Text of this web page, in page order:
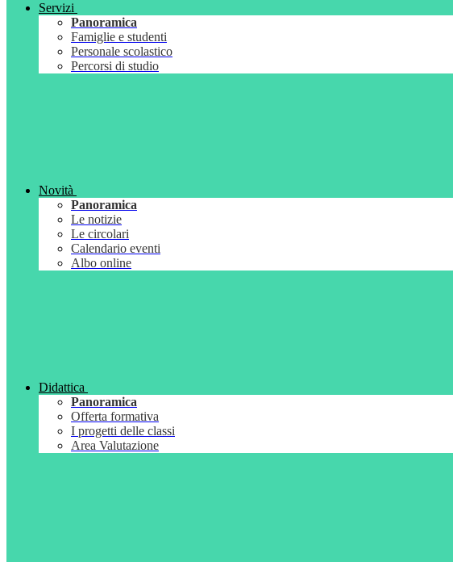
Servizi
Panoramica
Famiglie e studenti
Personale scolastico
Percorsi di studio
Novità
Panoramica
Le notizie
Le circolari
Calendario eventi
Albo online
Didattica
Panoramica
Offerta formativa
I progetti delle classi
Area Valutazione